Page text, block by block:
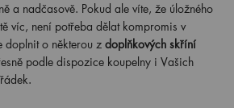
a nadčasově. Pokud ale víte, že úložného
víc, není potřeba dělat kompromis v
doplnit o některou z doplňkových skříní
podle dispozice koupelny i Vašich